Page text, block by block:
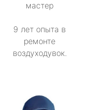
мастер
9 лет опыта в
ремонте
воздуходувок.